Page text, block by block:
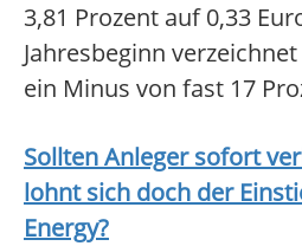
3,81 Prozent auf 0,33
Jahresbeginn
ein Minus von fast 17
Sollten Anleger sofort
lohnt sich doch der
Energy?